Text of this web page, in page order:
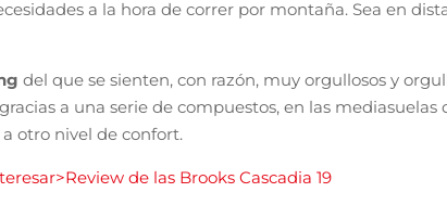
a la hora de correr por montaña. Sea en
del que se sienten, con razón, muy orgullosos y
a una serie de compuestos, en las
otro nivel de confort.
de las Brooks Cascadia 19